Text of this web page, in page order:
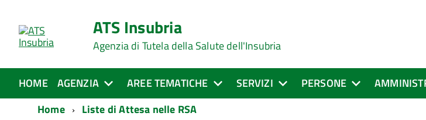
ATS Insubria
Agenzia di Tutela della Salute dell'Insubria
HOME AGENZIA AREE TEMATICHE SERVIZI PERSONE
Home
Liste di Attesa nelle RSA